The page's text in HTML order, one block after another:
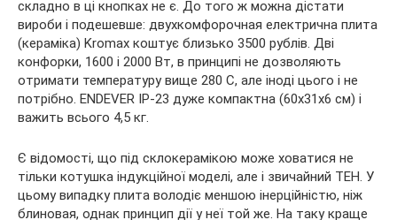
складно в ці кнопках не є. До того ж можна дістати
вироби і подешевше: двухкомфорочная електрична плита
(кераміка) Kromax коштує близько 3500 рублів. Дві
конфорки, 1600 і 2000 Вт, в принципі не дозволяють
отримати температуру вище 280 С, але іноді цього і не
потрібно. ENDEVER IP-23 дуже компактна (60х31х6 см) і
важить всього 4,5 кг.
Є відомості, що під склокерамікою може ховатися не
тільки котушка індукційної моделі, але і звичайний ТЕН. У
цьому випадку плита володіє меншою інерційністю, ніж
блиновая, однак принцип дії у неї той же. На таку краще